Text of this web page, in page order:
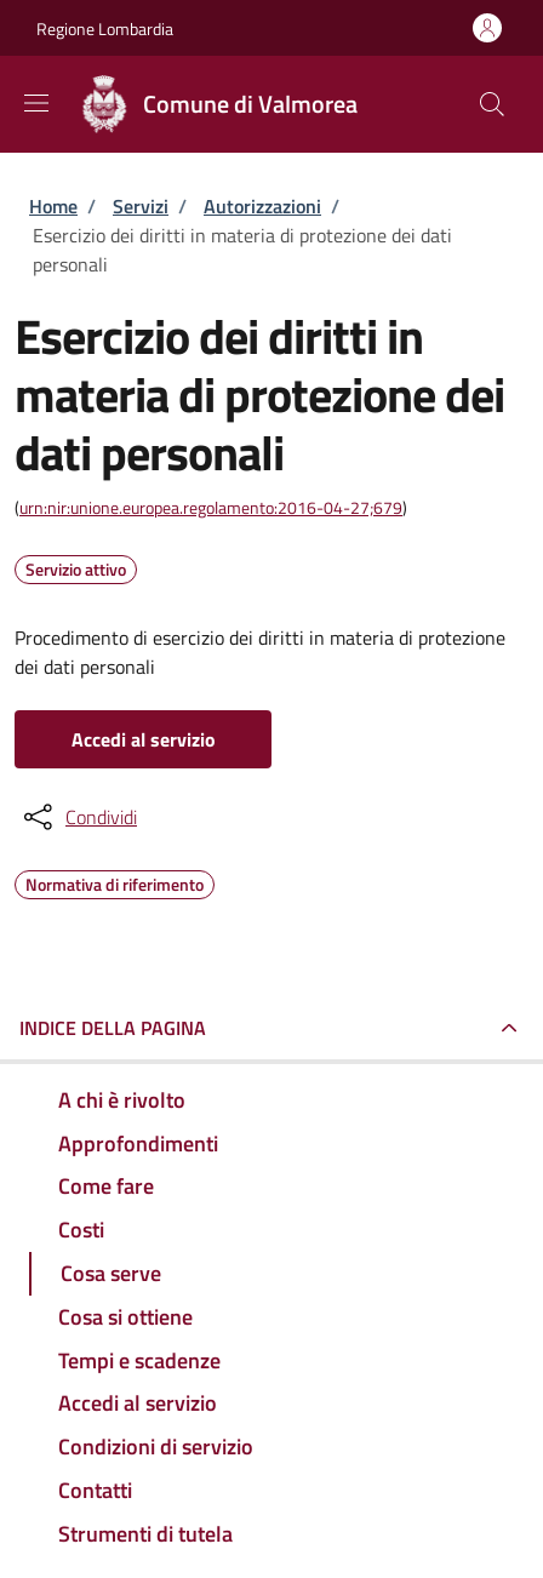
Regione Lombardia
Comune di Valmorea
Briciole di pane
Home / Servizi / Autorizzazioni /
Esercizio dei diritti in materia di protezione dei dati
personali
Esercizio dei diritti in
materia di protezione dei
dati personali
(urn:nir:unione.europea.regolamento:2016-04-27;679)
Servizio attivo
Procedimento di esercizio dei diritti in materia di protezione
dei dati personali
Accedi al servizio
Condividi
Normativa di riferimento
INDICE DELLA PAGINA
A chi è rivolto
Approfondimenti
Come fare
Costi
Cosa serve
Cosa si ottiene
Tempi e scadenze
Accedi al servizio
Condizioni di servizio
Contatti
Strumenti di tutela